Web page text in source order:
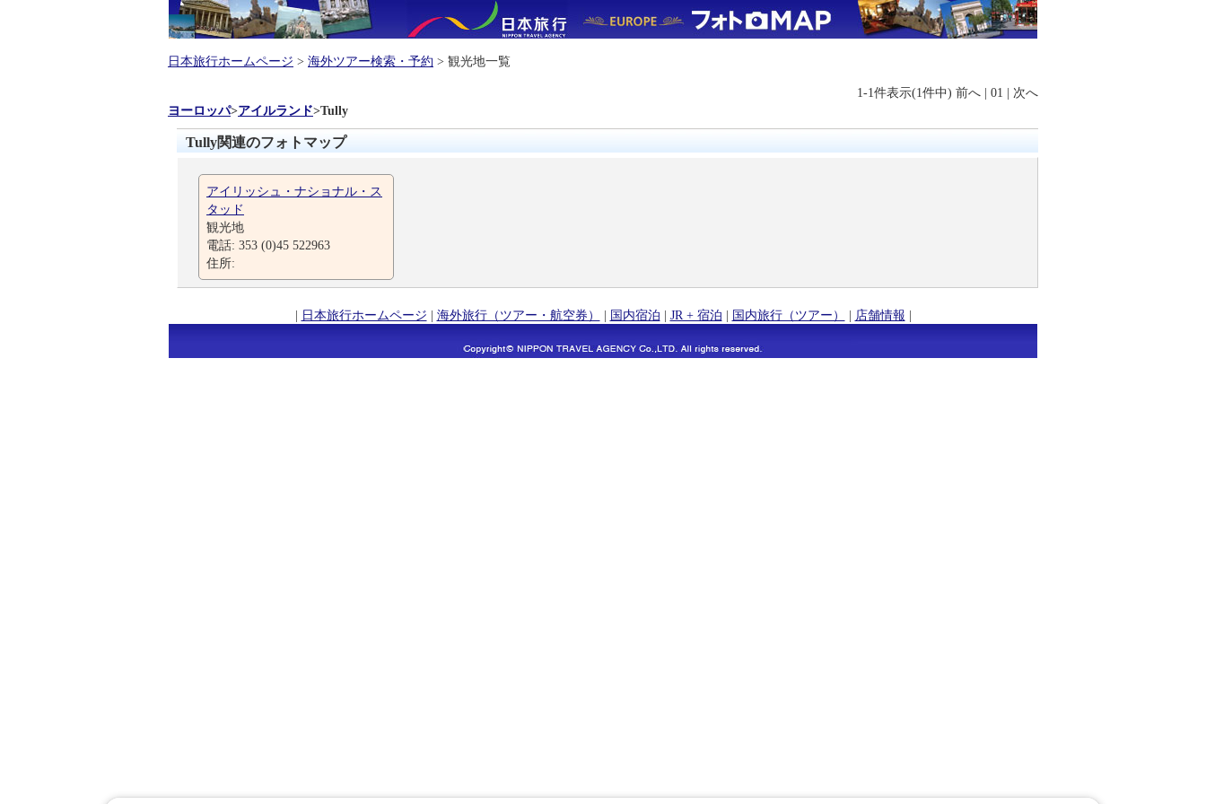
日本旅行ホームページ > 海外ツアー検索・予約 > 観光地一覧
1-1件表示(1件中) 前へ | 01 | 次へ
ヨーロッパ>アイルランド>Tully
Tully関連のフォトマップ
アイリッシュ・ナショナル・ス
タッド
観光地
電話: 353 (0)45 522963
住所:
| 日本旅行ホームページ | 海外旅行（ツアー・航空券） | 国内宿泊 | JR + 宿泊 | 国内旅行（ツアー） | 店舗情報 |